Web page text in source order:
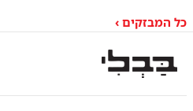
כל המבזקים ›